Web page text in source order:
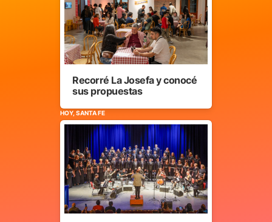
Recorré La Josefa y conocé
sus propuestas
HOY, SANTA FE